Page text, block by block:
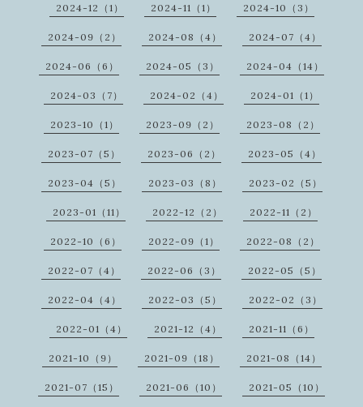
2024-12（1） 2024-11（1） 2024-10（3）
2024-09（2） 2024-08（4） 2024-07（4）
2024-06（6） 2024-05（3） 2024-04（14）
2024-03（7） 2024-02（4） 2024-01（1）
2023-10（1） 2023-09（2） 2023-08（2）
2023-07（5） 2023-06（2） 2023-05（4）
2023-04（5） 2023-03（8） 2023-02（5）
2023-01（11） 2022-12（2） 2022-11（2）
2022-10（6） 2022-09（1） 2022-08（2）
2022-07（4） 2022-06（3） 2022-05（5）
2022-04（4） 2022-03（5） 2022-02（3）
2022-01（4） 2021-12（4） 2021-11（6）
2021-10（9） 2021-09（18） 2021-08（14）
2021-07（15） 2021-06（10） 2021-05（10）